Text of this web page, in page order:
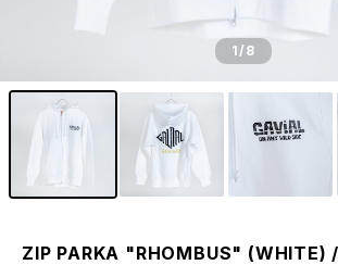
1/8
ZIP PARKA "RHOMBUS" (WHITE)